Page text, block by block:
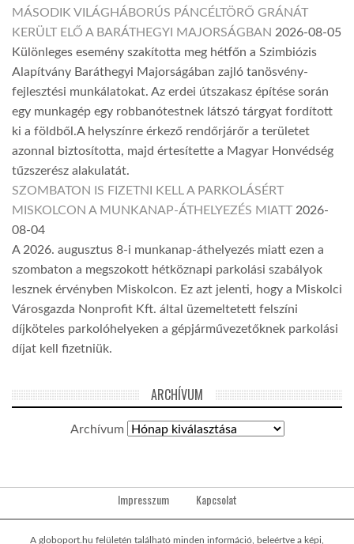
MÁSODIK VILÁGHÁBORÚS PÁNCÉLTÖRŐ GRÁNÁT
KERÜLT ELŐ A BARÁTHEGYI MAJORSÁGBAN 2026-08-05
Különleges esemény szakította meg hétfőn a Szimbiózis
Alapítvány Baráthegyi Majorságában zajló tanösvény-
fejlesztési munkálatokat. Az erdei útszakasz építése során
egy munkagép egy robbanótestnek látszó tárgyat fordított
ki a földből.A helyszínre érkező rendőrjárőr a területet
azonnal biztosította, majd értesítette a Magyar Honvédség
tűzszerész alakulatát.
SZOMBATON IS FIZETNI KELL A PARKOLÁSÉRT
MISKOLCON A MUNKANAP-ÁTHELYEZÉS MIATT 2026-
08-04
A 2026. augusztus 8-i munkanap-áthelyezés miatt ezen a
szombaton a megszokott hétköznapi parkolási szabályok
lesznek érvényben Miskolcon. Ez azt jelenti, hogy a Miskolci
Városgazda Nonprofit Kft. által üzemeltetett felszíni
díjköteles parkolóhelyeken a gépjárművezetőknek parkolási
díjat kell fizetniük.
ARCHÍVUM
Archívum
Impresszum Kapcsolat
A globoport.hu felületén található minden információ, beleértve a képi,